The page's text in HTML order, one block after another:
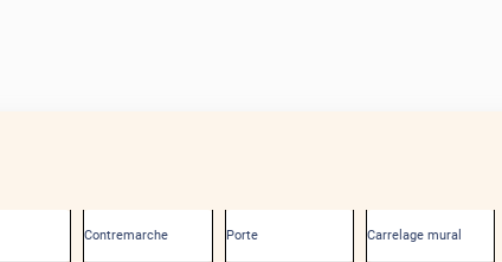
Contremarche Porte Carrelage mural